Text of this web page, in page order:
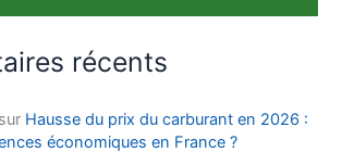
récents
sur Hausse du prix du carburant en 2026 :
économiques en France ?